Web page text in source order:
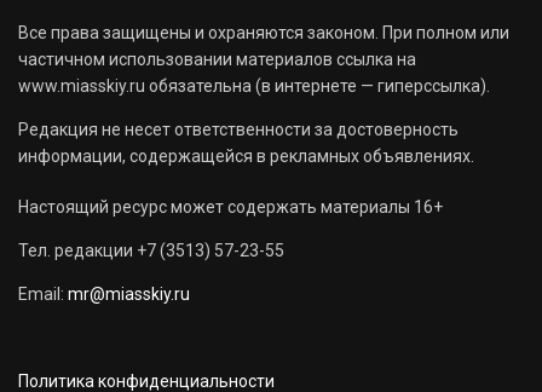
Все права защищены и охраняются законом. При полном или
частичном использовании материалов ссылка на
www.miasskiy.ru обязательна (в интернете — гиперссылка).
Редакция не несет ответственности за достоверность
информации, содержащейся в рекламных объявлениях.
Настоящий ресурс может содержать материалы 16+
Тел. редакции +7 (3513) 57-23-55
Email: mr@miasskiy.ru
Политика конфиденциальности